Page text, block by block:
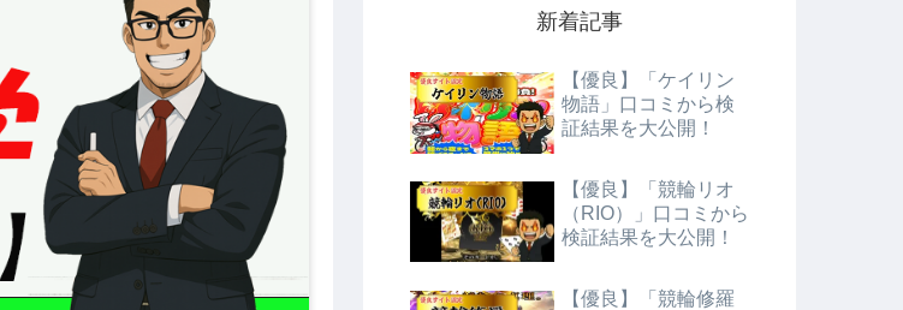
新着記事
【優良】「ケイリン
物語」口コミから検
証結果を大公開！
【優良】「競輪リオ
（RIO）」口コミから
検証結果を大公開！
【優良】「競輪修羅